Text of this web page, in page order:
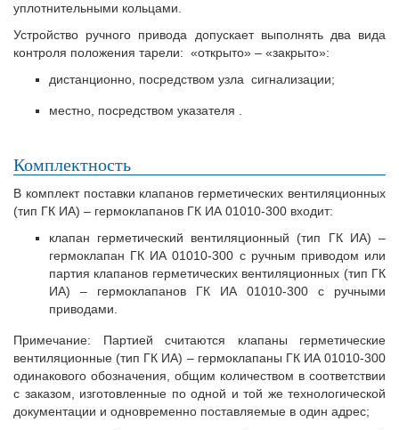
уплотнительными кольцами.
Устройство ручного привода допускает выполнять два вида
контроля положения тарели: «открыто» – «закрыто»:
дистанционно, посредством узла сигнализации;
местно, посредством указателя .
Комплектность
В комплект поставки клапанов герметических вентиляционных
(тип ГК ИА) – гермоклапанов ГК ИА 01010-300 входит:
клапан герметический вентиляционный (тип ГК ИА) –
гермоклапан ГК ИА 01010-300 с ручным приводом или
партия клапанов герметических вентиляционных (тип ГК
ИА) – гермоклапанов ГК ИА 01010-300 с ручными
приводами.
Примечание: Партией считаются клапаны герметические
вентиляционные (тип ГК ИА) – гермоклапаны ГК ИА 01010-300
одинакового обозначения, общим количеством в соответствии
с заказом, изготовленные по одной и той же технологической
документации и одновременно поставляемые в один адрес;